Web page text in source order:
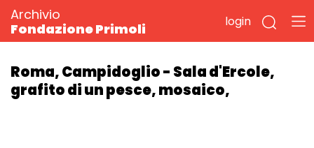
Archivio
Fondazione Primoli
login
Roma, Campidoglio - Sala d'Ercole,
grafito di un pesce, mosaico,